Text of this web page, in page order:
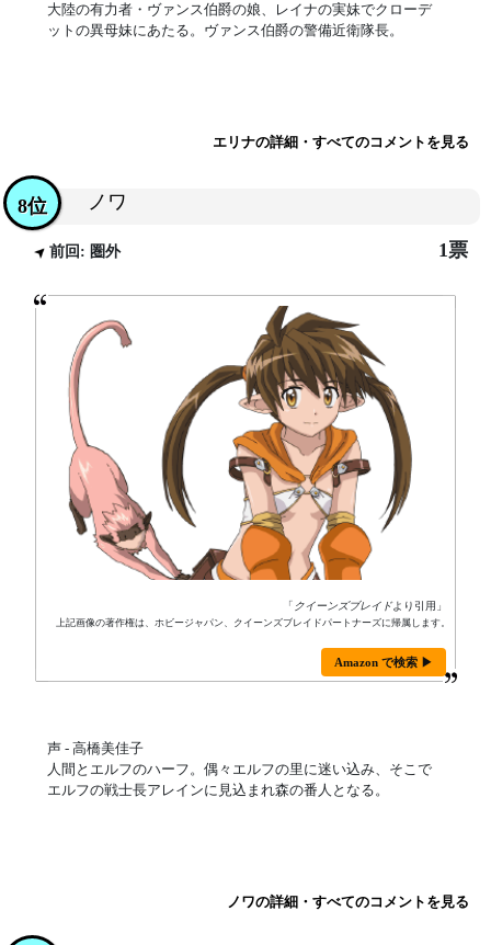
大陸の有力者・ヴァンス伯爵の娘、レイナの実妹でクローデ
ットの異母妹にあたる。ヴァンス伯爵の警備近衛隊長。
エリナの詳細・すべてのコメントを見る
ノワ
8位
前回: 圏外 1票
「 クイーンズブレイドより引用」
上記画像の著作権は、ホビージャパン、クイーンズブレイドパートナーズに帰属します。
Amazon で検索 ▶
声 - 高橋美佳子
人間とエルフのハーフ。偶々エルフの里に迷い込み、そこで
エルフの戦士長アレインに見込まれ森の番人となる。
ノワの詳細・すべてのコメントを見る